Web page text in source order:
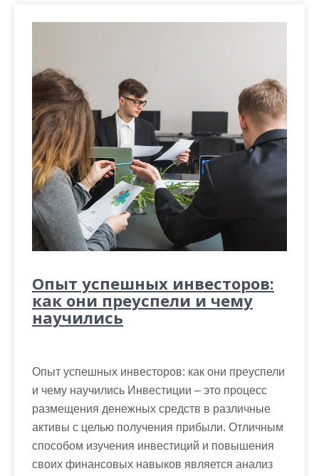
Опыт успешных инвесторов:
как они преуспели и чему
научились
Опыт успешных инвесторов: как они преуспели
и чему научились Инвестиции – это процесс
размещения денежных средств в различные
активы с целью получения прибыли. Отличным
способом изучения инвестиций и повышения
своих финансовых навыков является анализ